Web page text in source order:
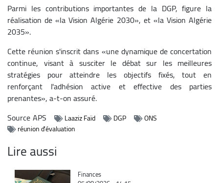
Parmi les contributions importantes de la DGP, figure la
réalisation de «la Vision Algérie 2030», et «la Vision Algérie
2035».
Cette réunion s'inscrit dans «une dynamique de concertation
continue, visant à susciter le débat sur les meilleures
stratégies pour atteindre les objectifs fixés, tout en
renforçant l'adhésion active et effective des parties
prenantes», a-t-on assuré.
SourceAPS Laaziz Faïd DGP
ONS
réunion d'évaluation
Lire aussi
Catégorie
Finances